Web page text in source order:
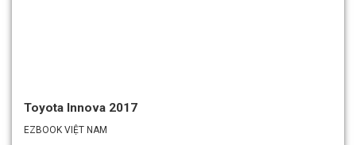
Toyota Innova 2017
EZBOOK VIỆT NAM